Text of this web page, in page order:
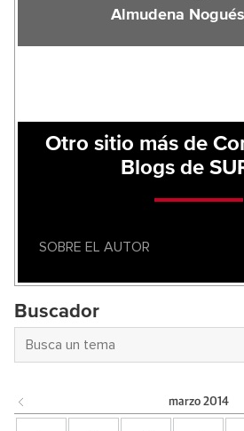
Almudena
Otro sitio más de
Blogs de
SOBRE EL AUTOR
Buscador
marzo 2014